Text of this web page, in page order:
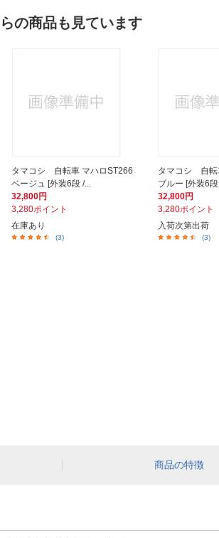
の商品も見ています
タマコシ 自転車 マハロST266
ベージュ [外装6段 /...
32,800円
3,280ポイント
在庫あり
(3)
タマコシ 自転
ブルー [外装6
32,800円
3,280ポイント
入荷次第出荷
(3)
商品の特徴